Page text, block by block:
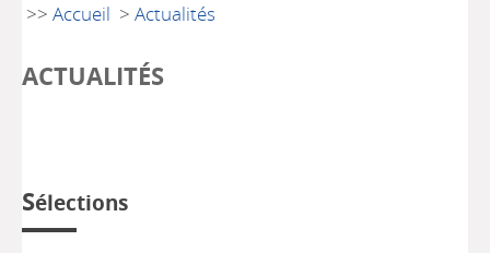
>>Accueil >Actualités
ACTUALITÉS
Sélections